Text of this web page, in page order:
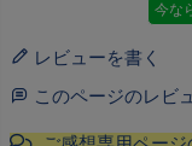
今な
レビューを書く
このページのレビ